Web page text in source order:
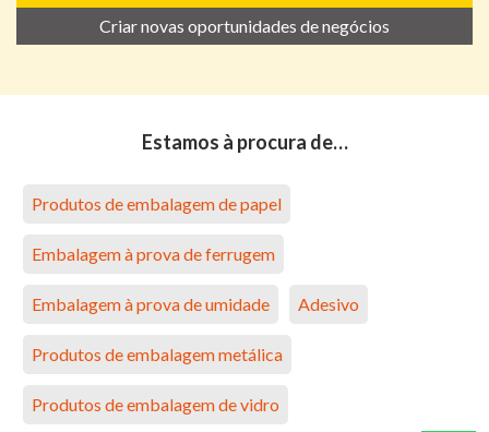
Criar novas oportunidades de negócios
Estamos à procura de…
Produtos de embalagem de papel
Embalagem à prova de ferrugem
Embalagem à prova de umidade Adesivo
Produtos de embalagem metálica
Produtos de embalagem de vidro